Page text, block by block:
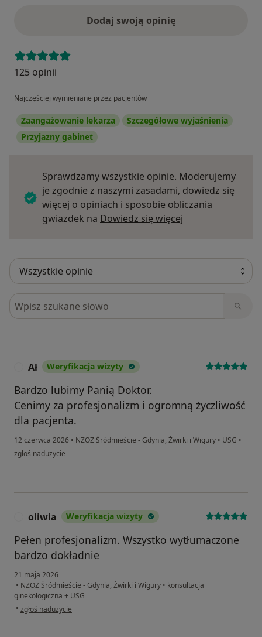
Dodaj swoją opinię
125 opinii
Najczęściej wymieniane przez pacjentów
Zaangażowanie lekarza
Szczegółowe wyjaśnienia
Przyjazny gabinet
Sprawdzamy wszystkie opinie. Moderujemy
je zgodnie z naszymi zasadami, dowiedz się
więcej o opiniach i sposobie obliczania
gwiazdek na Dowiedz się więcej
Szukaj w opiniach
Ał Weryfikacja wizyty
Bardzo lubimy Panią Doktor.
Cenimy za profesjonalizm i ogromną życzliwość
dla pacjenta.
12 czerwca 2026 • NZOZ Śródmieście - Gdynia, Żwirki i Wigury • USG •
w opinii użytkownika Ał
zgłoś nadużycie
oliwia Weryfikacja wizyty
Pełen profesjonalizm. Wszystko wytłumaczone
bardzo dokładnie
21 maja 2026
• NZOZ Śródmieście - Gdynia, Żwirki i Wigury • konsultacja
ginekologiczna + USG
• w opinii użytkownika oliwia
zgłoś nadużycie